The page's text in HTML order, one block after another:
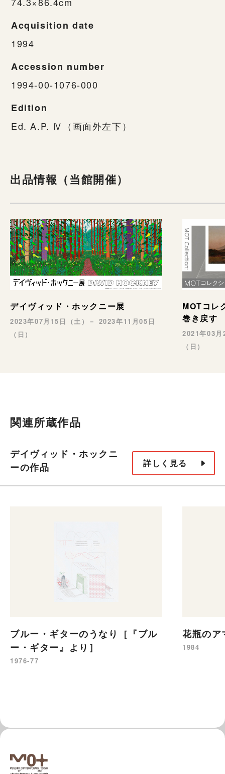
Acquisition date
1994
Accession number
1994-00-1076-000
Edition
Ed. A.P. Ⅳ（画面外左下）
出品情報（当館開催）
デイヴィッド・ホックニー展
2023年07月15日（土）－ 2023年11月05日
（日）
MOTコレ
巻き戻す
2021年03
（日）
関連所蔵作品
デイヴィッド・ホックニ
ーの作品
詳しく見る
ブルー・ギターのうなり［『ブル
ー・ギター』より］
1976-77
花瓶のア
1984